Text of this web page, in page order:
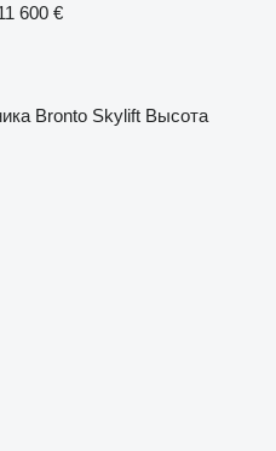
600 €
Bronto Skylift Высота